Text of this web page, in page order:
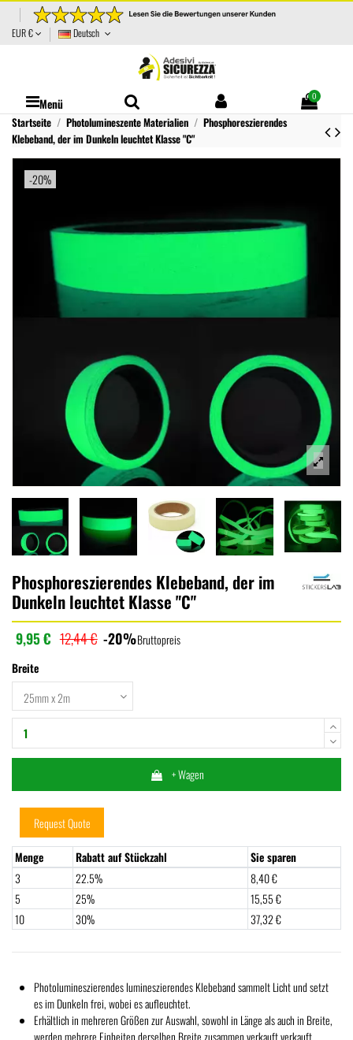
EUR € Deutsch
Menü 0
Startseite Photolumineszente Materialien
Phosphoreszierendes
Klebeband, der im Dunkeln leuchtet Klasse "C"
-20%
Phosphoreszierendes Klebeband, der im
Dunkeln leuchtet Klasse "C"
Photolumineszierendes lumineszierendes Klebeband sammelt Licht und setzt
es im Dunkeln frei, wobei es aufleuchtet.
Erhältlich in mehreren Größen zur Auswahl, sowohl in Länge als auch in Breite,
werden mehrere Einheiten derselben Breite zusammen verkauft verkauft.
Breite
9,95 € 12,44 € -20%Bruttopreis
+ Wagen
Request Quote
Menge Rabatt auf Stückzahl
Sie sparen
3
22.5%
8,40 €
5
25%
15,55 €
10
30% 37,32 €